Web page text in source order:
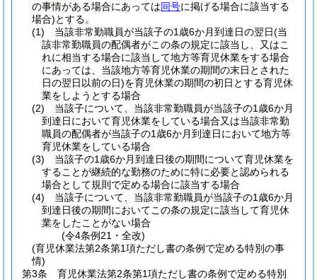
の事情がある場合にあっては同号に掲げる場合に該当する
場合)とする。
(1)
当該非常勤職員が当該子の1歳6か月到達日の翌日(当
該非常勤職員の配偶者がこの条の規定に該当し、又はこ
れに相当する場合に該当して地方等育児休業をする場合
にあっては、当該地方等育児休業の期間の末日とされた
日の翌日以前の日)を育児休業の期間の初日とする育児休
業をしようとする場合
(2)
当該子について、当該非常勤職員が当該子の1歳6か月
到達日において育児休業をしている場合又は当該非常勤
職員の配偶者が当該子の1歳6か月到達日において地方等
育児休業をしている場合
(3)
当該子の1歳6か月到達日後の期間について育児休業を
することが継続的な勤務のために特に必要と認められる
場合として規則で定める場合に該当する場合
(4)
当該子について、当該非常勤職員が当該子の1歳6か月
到達日後の期間においてこの条の規定に該当して育児休
業をしたことがない場合
(令4条例21・全改)
(育児休業法第2条第1項ただし書の条例で定める特別の事
情)
第3条
育児休業法第2条第1項ただし書の条例で定める特別